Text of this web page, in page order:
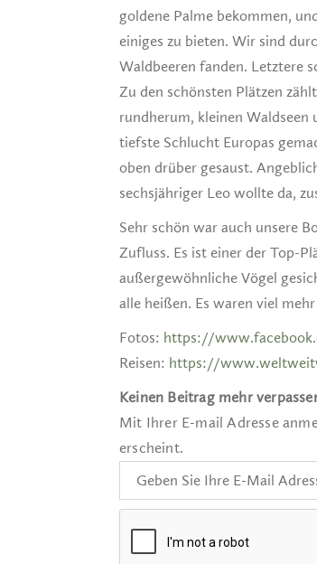
goldene Palme bekommen,
einiges zu bieten. Wir sind
Waldbeeren fanden. Letztere
Zu den schönsten Plätzen
rundherum, kleinen
tiefste Schlucht Europas
oben drüber gesaust.
sechsjähriger Leo wollte da,
Sehr schön war auch unsere
Zufluss. Es ist einer der Top-
außergewöhnliche Vögel
alle heißen. Es waren viel
Fotos: https://
Reisen: https://
Keinen Beitrag mehr
Mit Ihrer E-mail Adresse
erscheint.